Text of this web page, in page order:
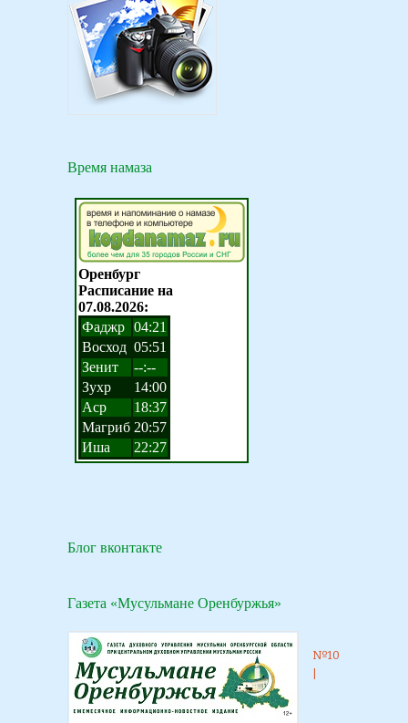
Время намаза
Блог вконтакте
Газета «Мусульмане Оренбуржья»
№10